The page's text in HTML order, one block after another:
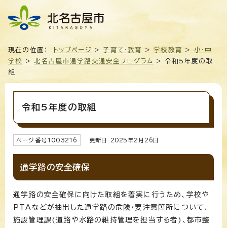
現在の位置： トップページ >子育て・教育 >学校教育 > 小・中
学校
>北名古屋市通学路交通安全プログラム
> 令和5年度の取
組
令和5年度の取組
ページ番号1003216 更新日 2025年2月 26 日
通学路の安全確保
通学路の安全確保に向けた取組を着実に行うため、学校や
PTAなどが抽出した通学路の危険・要注意箇所について、
施設管理課(道路や水路の維持管理を担当する者)、都市整